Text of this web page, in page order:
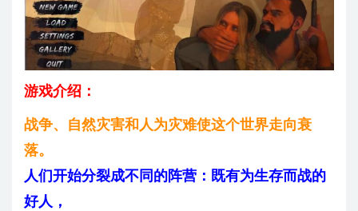
游戏介绍：
战争、自然灾害和人为灾难使这个世界走向衰
落。
人们开始分裂成不同的阵营：既有为生存而战的
好人，